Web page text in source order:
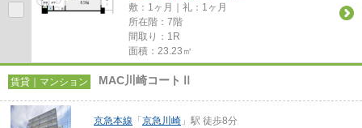
敷：1ヶ月｜礼：1ヶ月
所在階：7階
間取り：1R
面積：23.23㎡
賃貸｜マンション MAC川崎コートⅡ
京急本線 「 京急川崎 」駅 徒歩8分